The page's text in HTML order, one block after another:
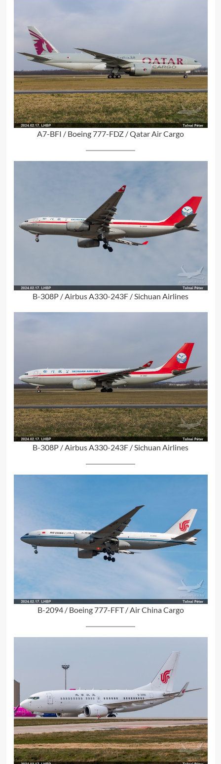
A7-BFI / Boeing 777-FDZ / Qatar Air Cargo
B-308P / Airbus A330-243F / Sichuan Airlines
B-308P / Airbus A330-243F / Sichuan Airlines
B-2094 / Boeing 777-FFT / Air China Cargo